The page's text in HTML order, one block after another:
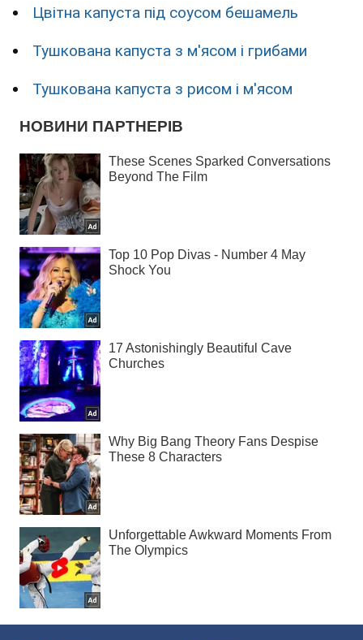
Цвітна капуста під соусом бешамель
Тушкована капуста з м'ясом і грибами
Тушкована капуста з рисом і м'ясом